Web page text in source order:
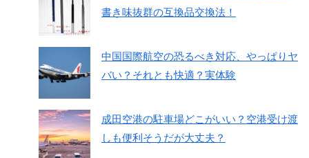
書き味抜群の互換品交換法！
中国国際航空の恐るべき対応、やっぱりヤ
バい？それとも快適？実体験
成田空港の駐車場どこがいい？空港受け渡
しも便利そうだが大丈夫？